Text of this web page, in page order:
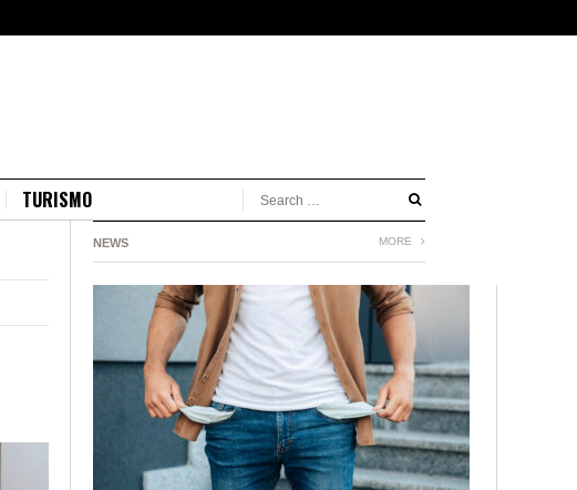
TURISMO
NEWS MORE